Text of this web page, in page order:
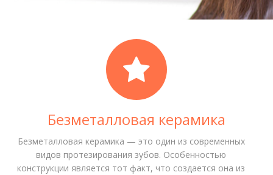
Безметалловая керамика
Безметалловая керамика — это один из современных
видов протезирования зубов. Особенностью
конструкции является тот факт, что создается она из